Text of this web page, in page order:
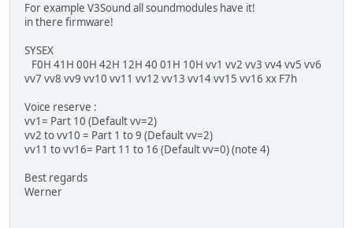
For example V3Sound all soundmodules have it!
in there firmware!
SYSEX
F0H 41H 00H 42H 12H 40 01H 10H vv1 vv2 vv3 vv4 vv5 vv6
vv7 vv8 vv9 vv10 vv11 vv12 vv13 vv14 vv15 vv16 xx F7h
Voice reserve :
vv1= Part 10 (Default vv=2)
vv2 to vv10 = Part 1 to 9 (Default vv=2)
vv11 to vv16= Part 11 to 16 (Default vv=0) (note 4)
Best regards
Werner